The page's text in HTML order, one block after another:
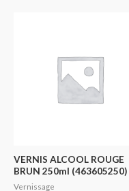
VERNIS ALCOOL ROUGE
BRUN 250ml (463605250)
Vernissage